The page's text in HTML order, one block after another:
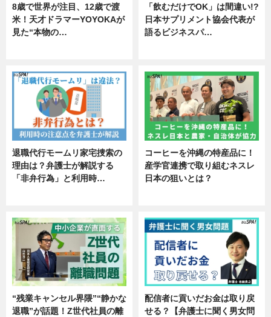
8歳で世界が注目、12歳で渡
米！天才ドラマーYOYOKAが
見た“本物の…
「飲むだけでOK」は間違い!?
日本サプリメント協会代表が
語るビジネスパ…
退職代行モームリ家宅捜索の
理由は？弁護士が解説する
「非弁行為」と利用時…
コーヒーを沖縄の特産品に！
産学官連携で取り組むネスレ
日本の狙いとは？
“残業キャンセル界隈”“静かな
退職”が話題！Z世代社員の離
配信者に貢いだお金は取り戻
せる？【弁護士に聞く男女問